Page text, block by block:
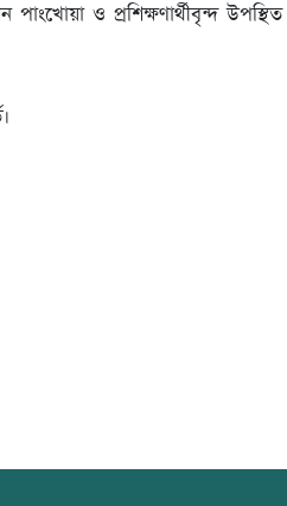
ও প্রশিক্ষণার্থীবৃন্দ উপস্থিত